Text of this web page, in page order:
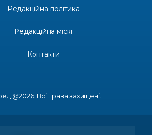
у Рівному: свято краси, мистецтва
зоолог
@2026. Всі права захищені.
Редакційна політика
Редакційна місія
Контакти